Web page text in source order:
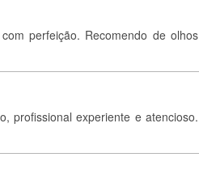
perfeição. Recomendo de olhos
profissional experiente e atencioso.